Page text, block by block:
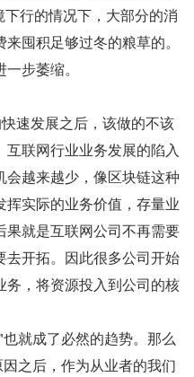
行的情况下，大部分的消
囤积足够过冬的粮草的。
步萎缩。
速发展之后，该做的不该
联网行业业务发展的陷入
越来越少，像区块链这种
实际的业务价值，存量业
就是互联网公司不再需要
开拓。因此很多公司开始
，将资源投入到公司的核
就成了必然的趋势。那么
之后，作为从业者的我们